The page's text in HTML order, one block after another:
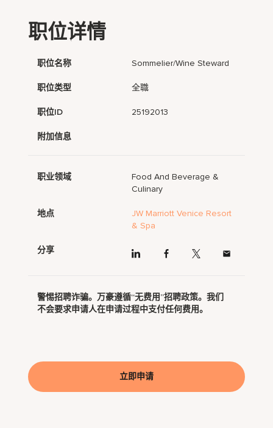
职位详情
职位名称 Sommelier/Wine Steward
职位类型 全職
职位ID 25192013
附加信息
职业领域
Food And Beverage &
Culinary
地点
JW Marriott Venice Resort
& Spa
分享
警惕招聘诈骗。万豪遵循“无费用”招聘政策。我们
不会要求申请人在申请过程中支付任何费用。
立即申请